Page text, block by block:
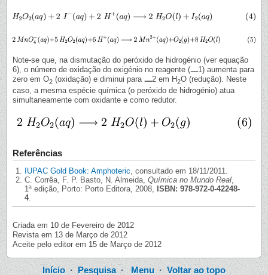
Note-se que, na dismutação do peróxido de hidrogénio (ver equação
6), o número de oxidação do oxigénio no reagente (
1) aumenta para
zero em O2 (oxidação) e diminui para 2 em H2O (redução). Neste
caso, a mesma espécie química (o peróxido de hidrogénio) atua
simultaneamente com oxidante e como redutor.
Referências
IUPAC Gold Book: Amphoteric , consultado em 18/11/2011.
C. Corrêa, F. P. Basto, N. Almeida, Química no Mundo Real
1ª edição, Porto: Porto Editora, 2008, ISBN: 978-972-0-42248-
4.
Criada em 10 de Fevereiro de 2012
Revista em 13 de Março de 2012
Aceite pelo editor em 15 de Março de 2012
Início·Pesquisa·Menu ·Voltar ao topo